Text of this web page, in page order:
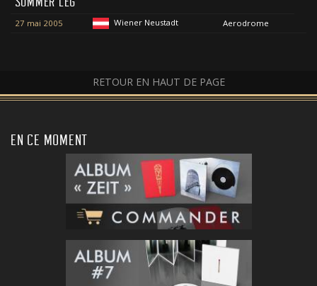
27 mai 2005 Wiener Neustadt Aerodrome
RETOUR EN HAUT DE PAGE
EN CE MOMENT